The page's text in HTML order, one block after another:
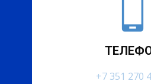
+7 351 270